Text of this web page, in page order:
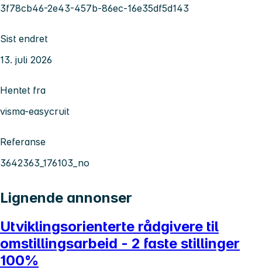
3f78cb46-2e43-457b-86ec-16e35df5d143
Sist endret
13. juli 2026
Hentet fra
visma-easycruit
Referanse
3642363_176103_no
Lignende annonser
Utviklingsorienterte rådgivere til
omstillingsarbeid - 2 faste stillinger
100%